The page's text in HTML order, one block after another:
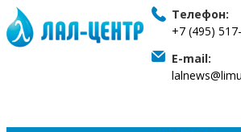
Телефон:
+7 (495)
E-mail: